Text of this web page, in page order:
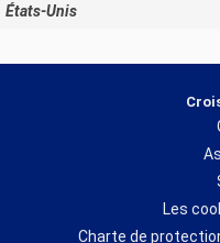
États-Unis
Les
Charte de